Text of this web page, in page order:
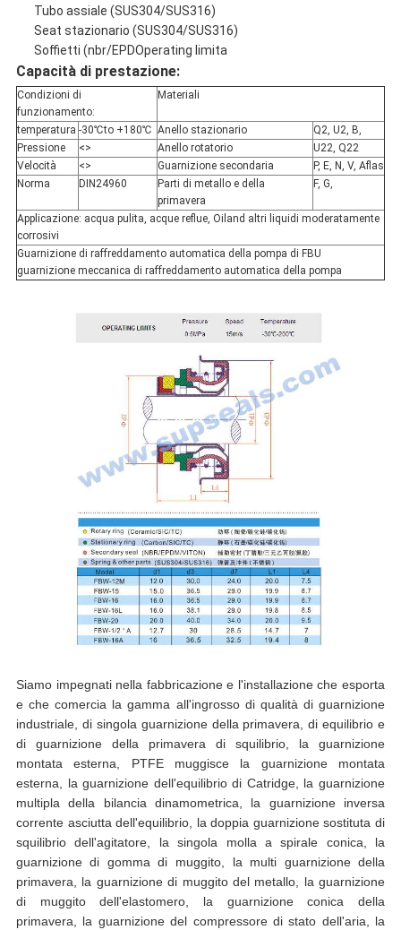
Tubo assiale (SUS304/SUS316)
Seat stazionario (SUS304/SUS316)
Soffietti (nbr/EPDOperating limita
Capacità di prestazione:
Condizioni di
funzionamento:
Materiali
temperatura -30℃to +180℃ Anello stazionario
Q2, U2, B,
Pressione
<> Anello rotatorio
U22, Q22
Velocità
<> Guarnizione secondaria
P, E, N, V, Aflas
Norma
DIN24960
Parti di metallo e della
primavera
F, G,
Applicazione: acqua pulita, acque reflue, Oiland altri liquidi moderatamente
corrosivi
Guarnizione di raffreddamento automatica della pompa di FBU
guarnizione meccanica di raffreddamento automatica della pompa
Siamo impegnati nella fabbricazione e l'installazione che esporta
e che comercia la gamma all'ingrosso di qualità di guarnizione
industriale, di singola guarnizione della primavera, di equilibrio e
di guarnizione della primavera di squilibrio, la guarnizione
montata esterna, PTFE muggisce la guarnizione montata
esterna, la guarnizione dell'equilibrio di Catridge, la guarnizione
multipla della bilancia dinamometrica, la guarnizione inversa
corrente asciutta dell'equilibrio, la doppia guarnizione sostituta di
squilibrio dell'agitatore, la singola molla a spirale conica, la
guarnizione di gomma di muggito, la multi guarnizione della
primavera, la guarnizione di muggito del metallo, la guarnizione
di muggito dell'elastomero, la guarnizione conica della
primavera, la guarnizione del compressore di stato dell'aria, la